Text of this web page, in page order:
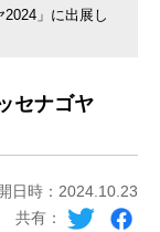
」に出展し
セナゴヤ
日時：2024.10.23
共有：